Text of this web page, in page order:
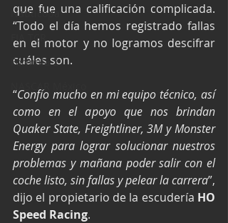
Nauticopa
FIA TCR
Fórmula 2
NASCAR México
que fue una calificación complicada.
“Todo el día hemos registrado fallas
en el motor y no logramos descifrar
cuáles son.
“Confío mucho en mi equipo técnico, así
como en el apoyo que nos brindan
Quaker State, Freightliner, 3M y Monster
Energy para lograr solucionar nuestros
problemas y mañana poder salir con el
coche listo, sin fallas y pelear la carrera”,
dijo el propietario de la escudería HO
Speed Racing.